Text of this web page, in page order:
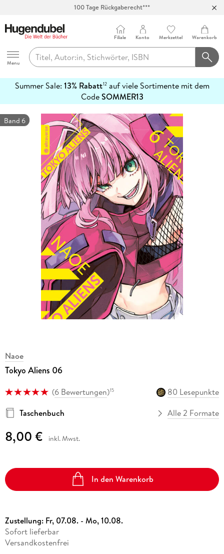
100 Tage Rückgaberecht***
Hugendubel
Menu
Filiale Konto Merkzettel Warenkorb
Summer Sale: 13% Rabatt12auf viele Sortimente mit dem
CodeSOMMER13
erfahren
Band 6
Naoe
Tokyo Aliens 06
(6 Bewertungen)15
80 Lesepunkte
Taschenbuch
Alle 2 Formate
8,00 € inkl. Mwst.
In den Warenkorb
Zustellung: Fr, 07.08. - Mo, 10.08.
Sofort lieferbar
Versandkostenfrei